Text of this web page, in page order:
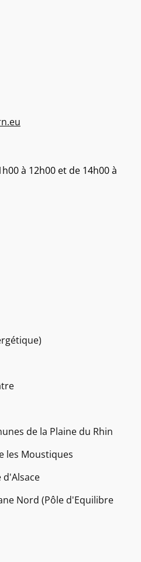
à 12h00 et de 14h00 à
de la Plaine du Rhin
les Moustiques
d'Alsace
Nord (Pôle d'Equilibre